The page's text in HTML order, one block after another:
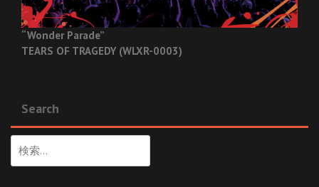
“Wonder Parade”
TEARS OF TRAGEDY (WLXR-0003)
Search
索: